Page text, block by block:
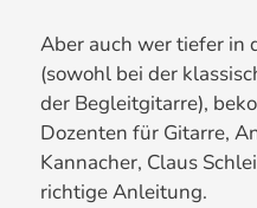
Aber auch wer tiefer in
(sowohl bei der
der Begleitgitarre),
Dozenten für Gitarre,
Kannacher, Claus
richtige Anleitung.